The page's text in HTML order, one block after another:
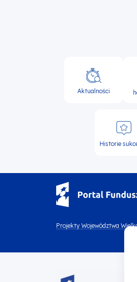
Główna
nawigacja
Aktualności
Historie
Menu
bottom
Projekty Województwa